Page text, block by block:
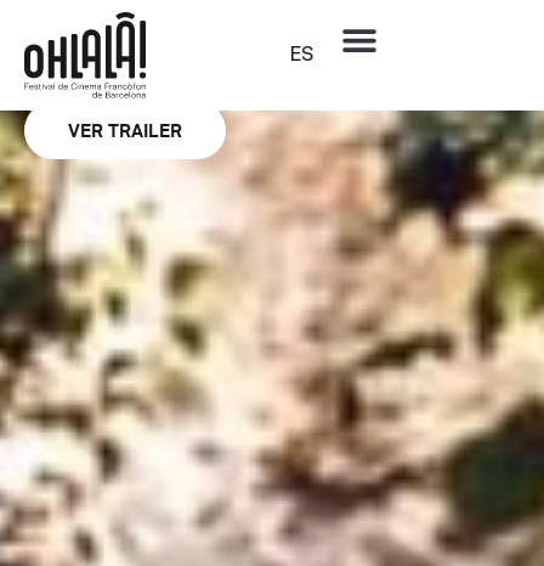
ES
Retrospectiva
Les sentiments
NOÉMIE LVOVSKY
VER TRAILER